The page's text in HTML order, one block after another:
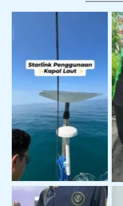
Starlink Untuk
Operasional Pelayaran